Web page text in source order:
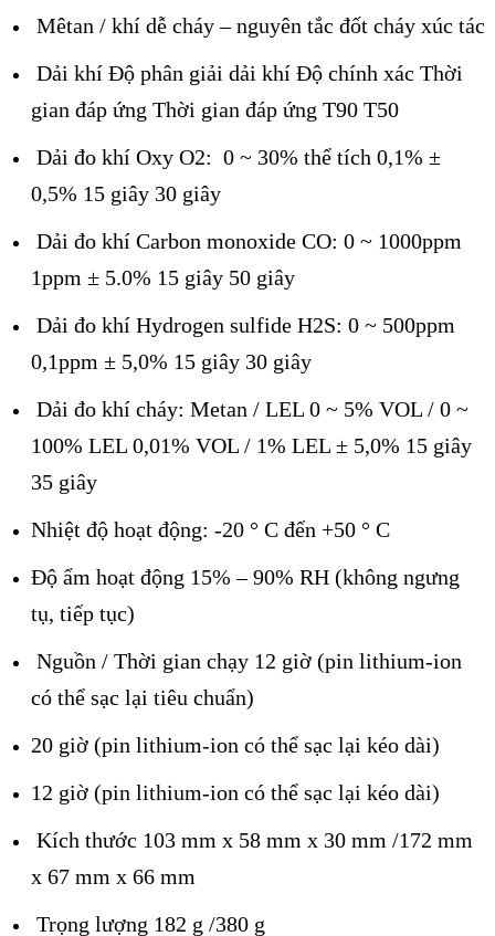
Mêtan / khí dễ cháy – nguyên tắc đốt cháy xúc tác
Dải khí Độ phân giải dải khí Độ chính xác Thời
gian đáp ứng Thời gian đáp ứng T90 T50
Dải đo khí Oxy O2: 0 ~ 30% thể tích 0,1% ±
0,5% 15 giây 30 giây
Dải đo khí Carbon monoxide CO: 0 ~ 1000ppm
1ppm ± 5.0% 15 giây 50 giây
Dải đo khí Hydrogen sulfide H2S: 0 ~ 500ppm
0,1ppm ± 5,0% 15 giây 30 giây
Dải đo khí cháy: Metan / LEL 0 ~ 5% VOL / 0 ~
100% LEL 0,01% VOL / 1% LEL ± 5,0% 15 giây
35 giây
Nhiệt độ hoạt động: -20 ° C đến +50 ° C
Độ ẩm hoạt động 15% – 90% RH (không ngưng
tụ, tiếp tục)
Nguồn / Thời gian chạy 12 giờ (pin lithium-ion
có thể sạc lại tiêu chuẩn)
20 giờ (pin lithium-ion có thể sạc lại kéo dài)
12 giờ (pin lithium-ion có thể sạc lại kéo dài)
Kích thước 103 mm x 58 mm x 30 mm /172 mm
x 67 mm x 66 mm
Trọng lượng 182 g /380 g